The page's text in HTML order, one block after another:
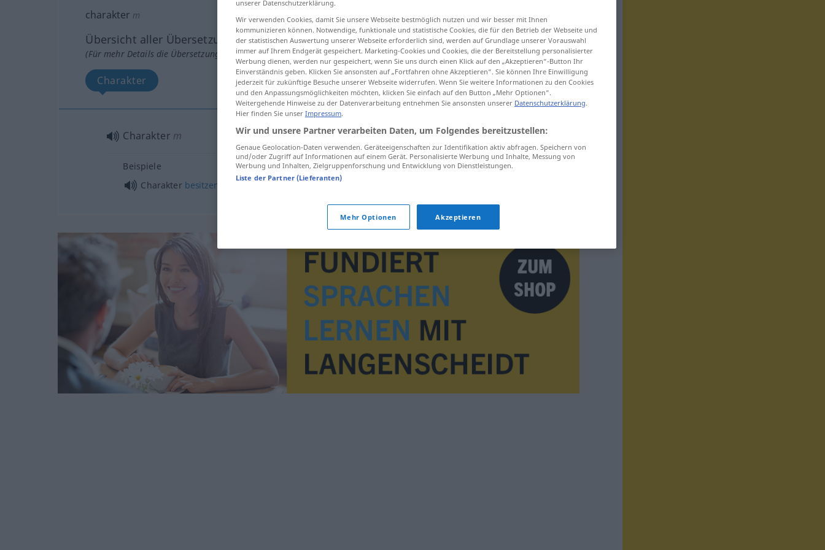
charakter m
Übersicht aller Übersetzungen
(Für mehr Details die Übersetzung anklicken/antippen)
Charakter
Charakter m charakter
Beispiele
Charakter besitzen
unserer Datenschutzerklärung.
Wir verwenden Cookies, damit Sie unsere Webseite bestmöglich nutzen und wir besser mit Ihnen
kommunizieren können. Notwendige, funktionale und statistische Cookies, die für den Betrieb der Webseite und
der statistischen Auswertung unserer Webseite erforderlich sind, werden auf Grundlage unserer Vorauswahl
immer auf Ihrem Endgerät gespeichert. Marketing-Cookies und Cookies, die der Bereitstellung personalisierter
Werbung dienen, werden nur gespeichert, wenn Sie uns durch einen Klick auf den „Akzeptieren“-Button Ihr
Einverständnis geben. Klicken Sie ansonsten auf „Fortfahren ohne Akzeptieren“. Sie können Ihre Einwilligung
jederzeit für zukünftige Besuche unserer Webseite widerrufen. Wenn Sie weitere Informationen zu den Cookies
und den Anpassungsmöglichkeiten möchten, klicken Sie einfach auf den Button „Mehr Optionen“.
Weitergehende Hinweise zu der Datenverarbeitung entnehmen Sie ansonsten unserer Datenschutzerklärung.
Hier finden Sie unser Impressum.
Wir und unsere Partner verarbeiten Daten, um Folgendes bereitzustellen:
Genaue Geolocation-Daten verwenden. Geräteeigenschaften zur Identifikation aktiv abfragen. Speichern von
und/oder Zugriff auf Informationen auf einem Gerät. Personalisierte Werbung und Inhalte, Messung von
Werbung und Inhalten, Zielgruppenforschung und Entwicklung von Dienstleistungen.
Liste der Partner (Lieferanten)
Mehr Optionen Akzeptieren